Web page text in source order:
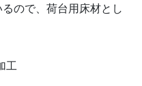
ので、荷台用床材とし
工